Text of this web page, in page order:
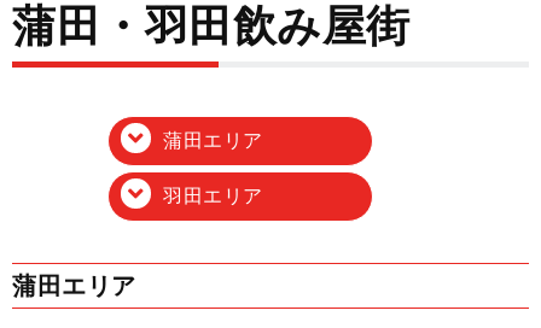
蒲田・羽田飲み屋街
蒲田エリア
羽田エリア
蒲田エリア